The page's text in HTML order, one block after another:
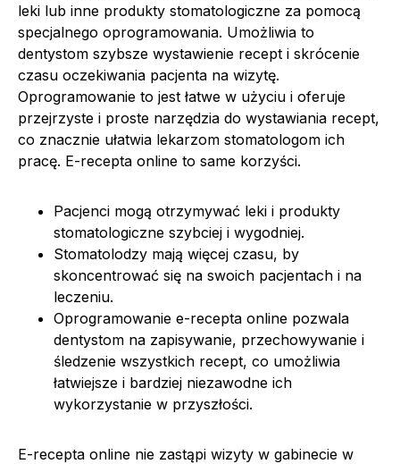
leki lub inne produkty stomatologiczne za pomocą
specjalnego oprogramowania. Umożliwia to
dentystom szybsze wystawienie recept i skrócenie
czasu oczekiwania pacjenta na wizytę.
Oprogramowanie to jest łatwe w użyciu i oferuje
przejrzyste i proste narzędzia do wystawiania recept,
co znacznie ułatwia lekarzom stomatologom ich
pracę. E-recepta online to same korzyści.
Pacjenci mogą otrzymywać leki i produkty
stomatologiczne szybciej i wygodniej.
Stomatolodzy mają więcej czasu, by
skoncentrować się na swoich pacjentach i na
leczeniu.
Oprogramowanie e-recepta online pozwala
dentystom na zapisywanie, przechowywanie i
śledzenie wszystkich recept, co umożliwia
łatwiejsze i bardziej niezawodne ich
wykorzystanie w przyszłości.
E-recepta online nie zastąpi wizyty w gabinecie w